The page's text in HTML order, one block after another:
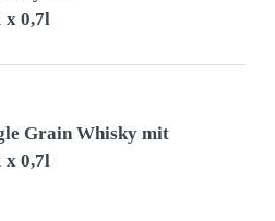
x 0,7l
Grain Whisky mit
x 0,7l